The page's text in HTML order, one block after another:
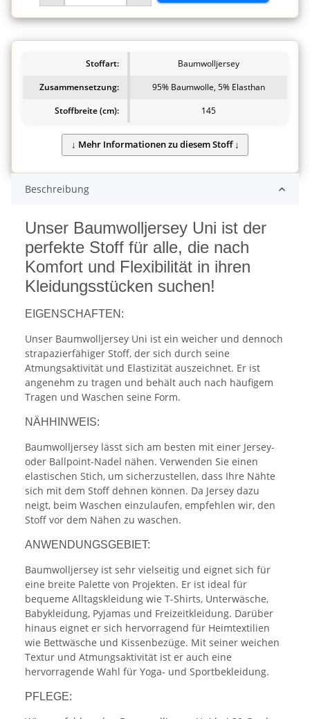
Stoffart:
Baumwolljersey
Zusammensetzung:
95% Baumwolle, 5% Elasthan
Stoffbreite (cm):
145
Beschreibung
Unser Baumwolljersey Uni ist der
perfekte Stoff für alle, die nach
Komfort und Flexibilität in ihren
Kleidungsstücken suchen!
EIGENSCHAFTEN:
Unser Baumwolljersey Uni ist ein weicher und dennoch
strapazierfähiger Stoff, der sich durch seine
Atmungsaktivität und Elastizität auszeichnet. Er ist
angenehm zu tragen und behält auch nach häufigem
Tragen und Waschen seine Form.
NÄHHINWEIS:
Baumwolljersey lässt sich am besten mit einer Jersey-
oder Ballpoint-Nadel nähen. Verwenden Sie einen
elastischen Stich, um sicherzustellen, dass Ihre Nähte
sich mit dem Stoff dehnen können. Da Jersey dazu
neigt, beim Waschen einzulaufen, empfehlen wir, den
Stoff vor dem Nähen zu waschen.
ANWENDUNGSGEBIET:
Baumwolljersey ist sehr vielseitig und eignet sich für
eine breite Palette von Projekten. Er ist ideal für
bequeme Alltagskleidung wie T-Shirts, Unterwäsche,
Babykleidung, Pyjamas und Freizeitkleidung. Darüber
hinaus eignet er sich hervorragend für Heimtextilien
wie Bettwäsche und Kissenbezüge. Mit seiner weichen
Textur und Atmungsaktivität ist er auch eine
hervorragende Wahl für Yoga- und Sportbekleidung.
PFLEGE: